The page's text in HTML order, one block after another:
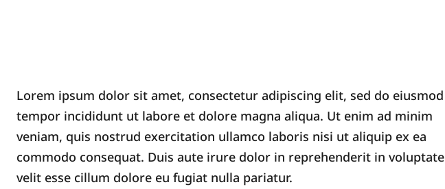
Lorem ipsum dolor sit amet, consectetur adipiscing elit, sed do eiusmod
tempor incididunt ut labore et dolore magna aliqua. Ut enim ad minim
veniam, quis nostrud exercitation ullamco laboris nisi ut aliquip ex ea
commodo consequat. Duis aute irure dolor in reprehenderit in voluptate
velit esse cillum dolore eu fugiat nulla pariatur.